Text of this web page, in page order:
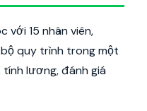
với 15 nhân viên,
quy trình trong một
tính lương, đánh giá